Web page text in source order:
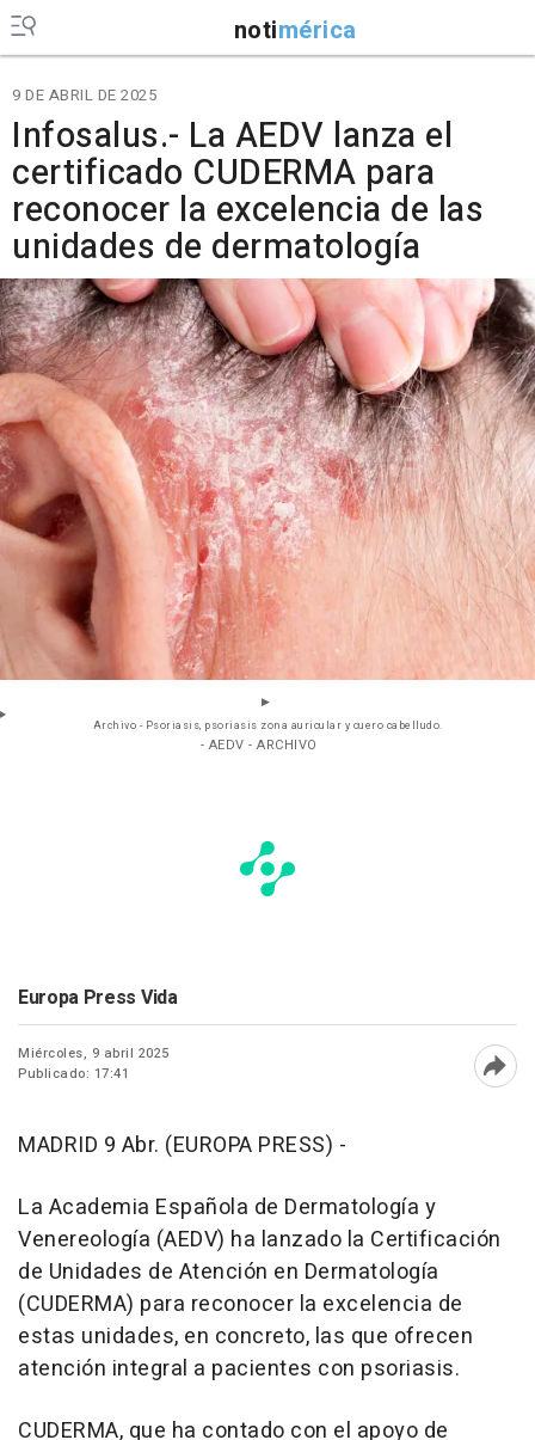
notimérica
9 DE ABRIL DE 2025
Infosalus.- La AEDV lanza el
certificado CUDERMA para
reconocer la excelencia de las
unidades de dermatología
Archivo - Psoriasis, psoriasis zona auricular y cuero cabelludo.
- AEDV - ARCHIVO
Europa Press Vida
Miércoles, 9 abril 2025
Publicado: 17:41
MADRID 9 Abr. (EUROPA PRESS) -
La Academia Española de Dermatología y
Venereología (AEDV) ha lanzado la Certificación
de Unidades de Atención en Dermatología
(CUDERMA) para reconocer la excelencia de
estas unidades, en concreto, las que ofrecen
atención integral a pacientes con psoriasis.
CUDERMA, que ha contado con el apoyo de